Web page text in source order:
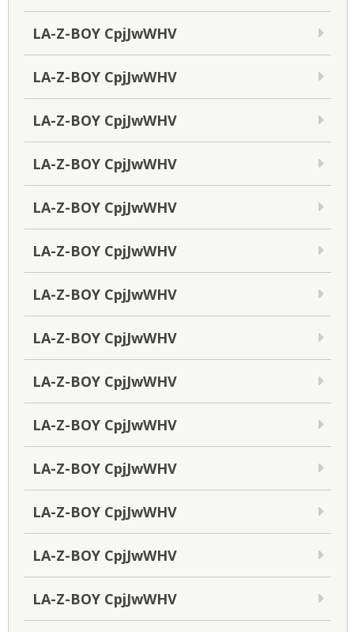
LA-Z-BOY CpjJwWHV
LA-Z-BOY CpjJwWHV
LA-Z-BOY CpjJwWHV
LA-Z-BOY CpjJwWHV
LA-Z-BOY CpjJwWHV
LA-Z-BOY CpjJwWHV
LA-Z-BOY CpjJwWHV
LA-Z-BOY CpjJwWHV
LA-Z-BOY CpjJwWHV
LA-Z-BOY CpjJwWHV
LA-Z-BOY CpjJwWHV
LA-Z-BOY CpjJwWHV
LA-Z-BOY CpjJwWHV
LA-Z-BOY CpjJwWHV